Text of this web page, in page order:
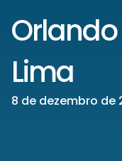
Orlando
Lima
8 de dezembro de